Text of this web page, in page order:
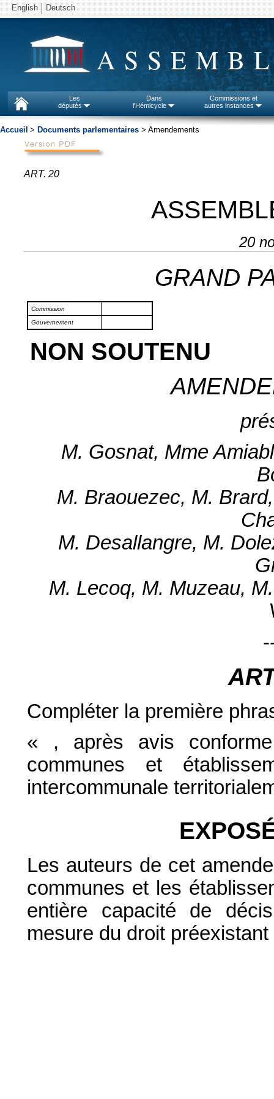
English Deutsch
Les
députés
Dans
l'Hémicycle
Commissions et
autres instances
Accueil > Documents parlementaires > Amendements
ART. 20
20
GRAND
Commission
Gouvernement
NON SOUTENU
M. Gosnat, Mme
M. Braouezec, M.
M. Desallangre, M.
M. Lecoq, M. Muzeau,
Compléter la première
« , après avis
communes et
intercommunale
Les auteurs de cet
communes et les
entière capacité de
mesure du droit